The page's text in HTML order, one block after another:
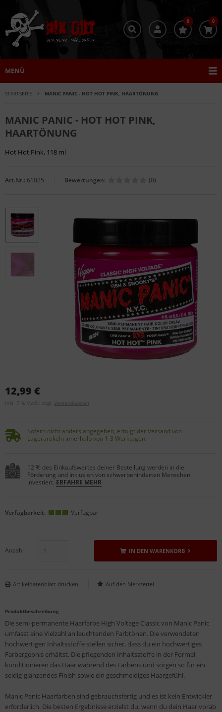
0 0
MENÜ
STARTSEITE MANIC PANIC - HOT HOT PINK, HAARTÖNUNG
MANIC PANIC - HOT HOT PINK,
HAARTÖNUNG
Hot Hot Pink, 118 ml
Art.Nr.: 61025 Bewertungen: (0)
12,99 €
inkl. 7 % MwSt. zzgl. Versandkosten
Sofern nicht anders angegeben, erfolgt der Versand von
Lagerartikeln innerhalb von 1-3 Werktagen.
12 % des Einkaufswertes deiner Bestellung werden in die
Förderung und Inklusion von schwerbehinderten Menschen
investiert. ERFAHRE MEHR
Verfügbarkeit: Verfügbar
Anzahl IN DEN WARENKORB
Artikeldatenblatt drucken
Produktbeschreibung
Die semi-permanente Haarfarbe High Voltage Classic von Manic Panic
umfasst eine Vielzahl an leuchtenden Farbtönen. Die verwendeten
hochwertigen Inhaltsstoffe stellen sicher, dass du ein hochwertiges
Farbergebnis erhältst. Die pflegenden Inhaltsstoffe in der Formel
konditionieren das Haar während des Färbens und sorgen so für ein
seidig-glänzendes Finish sowie ein geschmeidiges Haargefühl.
Manic Panic Haarfarben sind gebrauchsfertig und es ist kein Entwickler
erforderlich. Die besten Ergebnisse erzielst du, wenn du dein Haar vorab